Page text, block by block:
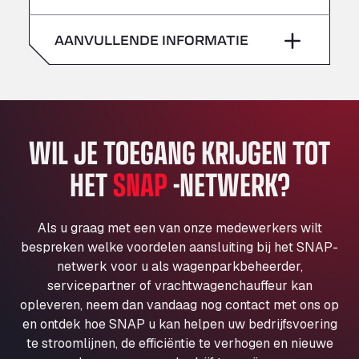
Klaverbladstaat 21, 3560
American Truck Wash
Av. des Etats-Unis 90, 6041
Aut. A4 Salida 288 Pol. Ind. del Guadiel, 23210
AP7 Salida 2, C/ Bassegoda, 4, 17700
Andamur Pamplona
A-15 Salida Imarcoain, 31119
Aut A1 Exit 385, 01207
Anglia Motel
Washway Road, PE12 8LT
Anpol Sp. z o.o.
Ul. Torunska 147, 85884
Aqua Ariva GmbH
Marie-Curie-Straße 24, 68219
zaterdag –
AANVULLENDE INFORMATIE
WIL JE TOEGANG KRIJGEN TOT
HETSNAP-NETWERK?
Als u graag met een van onze medewerkers wilt
bespreken welke voordelen aansluiting bij het SNAP-
netwerk voor u als wagenparkbeheerder,
servicepartner of vrachtwagenchauffeur kan
opleveren, neem dan vandaag nog contact met ons op
en ontdek hoe SNAP u kan helpen uw bedrijfsvoering
te stroomlijnen, de efficiëntie te verhogen en nieuwe